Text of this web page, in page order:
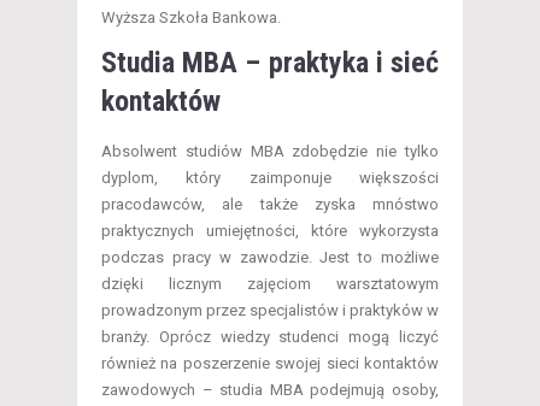
Wyższa Szkoła Bankowa.
Studia MBA – praktyka i sieć
kontaktów
Absolwent studiów MBA zdobędzie nie tylko
dyplom, który zaimponuje większości
pracodawców, ale także zyska mnóstwo
praktycznych umiejętności, które wykorzysta
podczas pracy w zawodzie. Jest to możliwe
dzięki licznym zajęciom warsztatowym
prowadzonym przez specjalistów i praktyków w
branży. Oprócz wiedzy studenci mogą liczyć
również na poszerzenie swojej sieci kontaktów
zawodowych – studia MBA podejmują osoby,